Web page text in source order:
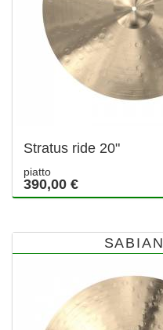
Stratus ride 20"
piatto
390,00 €
SABIAN